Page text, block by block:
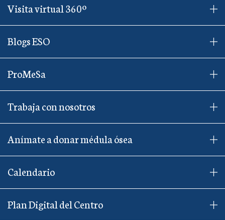
Visita virtual 360º
Blogs ESO
ProMeSa
Trabaja con nosotros
Anímate a donar médula ósea
Calendario
Plan Digital del Centro